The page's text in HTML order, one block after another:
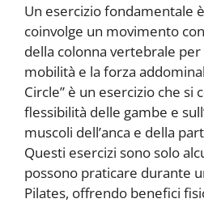
Un esercizio fondamentale è
coinvolge un movimento
della colonna vertebrale
mobilità e la forza
Circle” è un esercizio che si
flessibilità delle gambe e
muscoli dell’anca e della
Questi esercizi sono solo
possono praticare durante
Pilates, offrendo benefici